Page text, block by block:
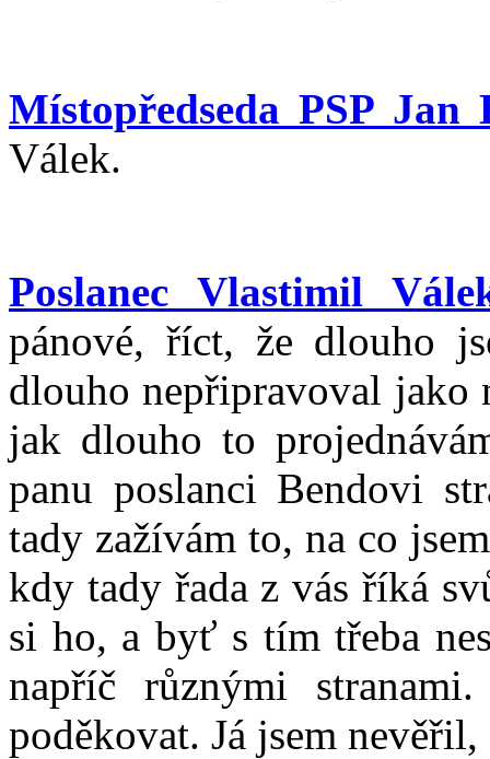
Místopředseda PSP Jan
Válek.
Poslanec Vlastimil
pánové, říct, že dlouho
dlouho nepřipravoval jako
jak dlouho to
panu poslanci Bendovi
tady zažívám to, na co
kdy tady řada z vás říká
si ho, a byť s tím třeba
napříč různými
poděkovat. Já jsem